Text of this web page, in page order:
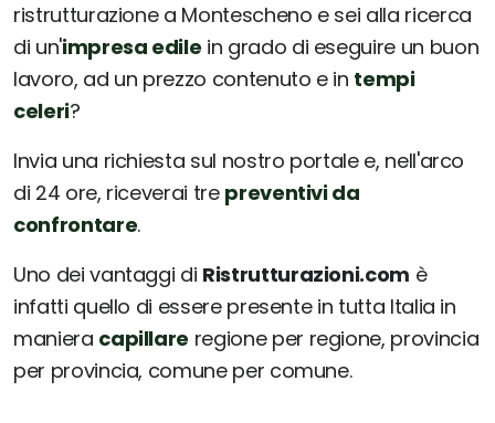
ristrutturazione a Montescheno e sei alla ricerca
di un'impresa edile in grado di eseguire un buon
lavoro, ad un prezzo contenuto e in tempi
celeri?
Invia una richiesta sul nostro portale e, nell'arco
di 24 ore, riceverai tre preventivi da
confrontare.
Uno dei vantaggi di Ristrutturazioni.com è
infatti quello di essere presente in tutta Italia in
maniera capillare regione per regione, provincia
per provincia, comune per comune.